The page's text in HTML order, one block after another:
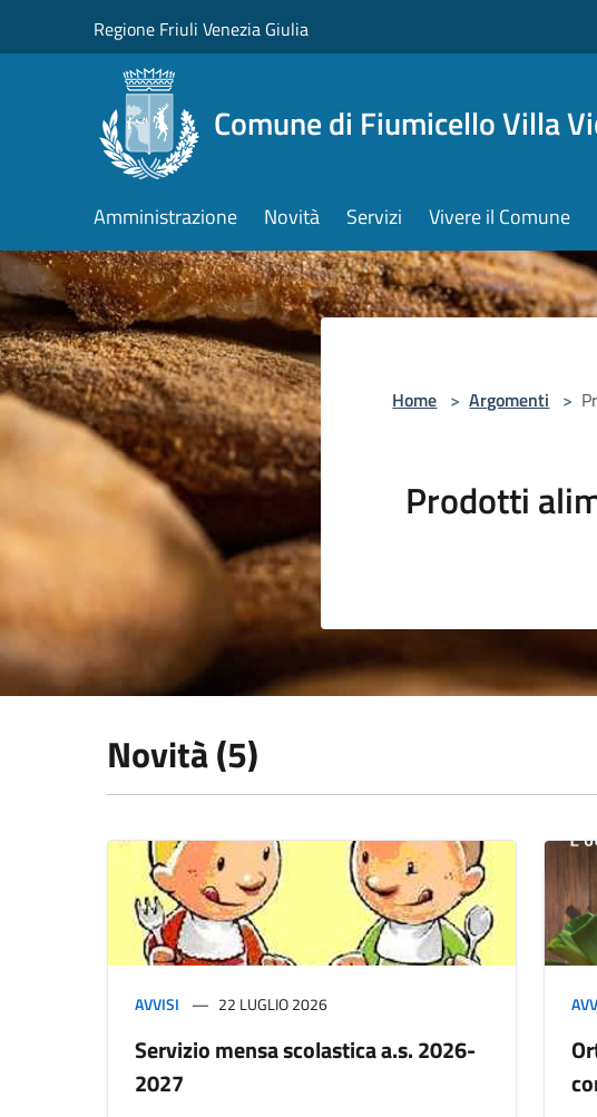
Regione Friuli Venezia Giulia
Comune di Fiumicello Villa
Amministrazione Novità Servizi Vivere il Comune
Home > Argomenti >
Prodotti
Novità (5)
AVVISI 22 LUGLIO 2026
Servizio mensa scolastica a.s. 2026-
2027